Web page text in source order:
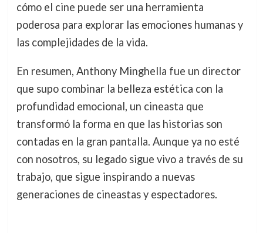
cómo el cine puede ser una herramienta
poderosa para explorar las emociones humanas y
las complejidades de la vida.
En resumen, Anthony Minghella fue un director
que supo combinar la belleza estética con la
profundidad emocional, un cineasta que
transformó la forma en que las historias son
contadas en la gran pantalla. Aunque ya no esté
con nosotros, su legado sigue vivo a través de su
trabajo, que sigue inspirando a nuevas
generaciones de cineastas y espectadores.